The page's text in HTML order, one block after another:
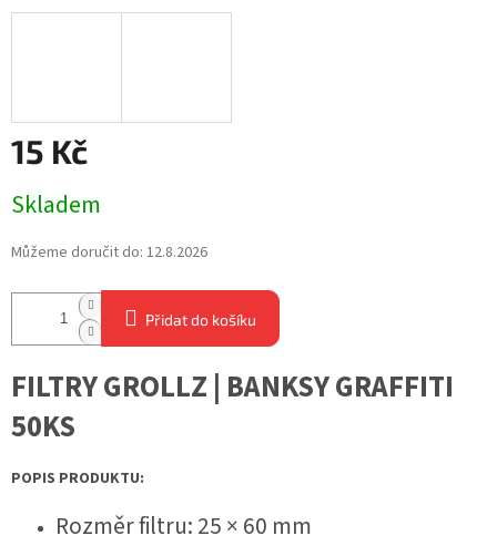
15 Kč
cena:
Skladem
Můžeme doručit do: 12.8.2026
Přidat do košíku
FILTRY GROLLZ | BANKSY GRAFFITI
50KS
POPIS PRODUKTU:
Rozměr filtru: 25 × 60 mm